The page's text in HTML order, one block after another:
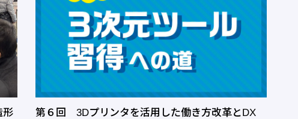
形
第６回 3Dプリンタを活用した働き方改革とDX